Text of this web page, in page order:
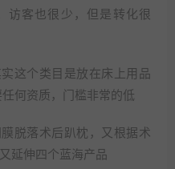
访客也很少，但是转化很
这个类目是放在床上用品
何资质，门槛非常的低
脱落术后趴枕，又根据术
延伸四个蓝海产品